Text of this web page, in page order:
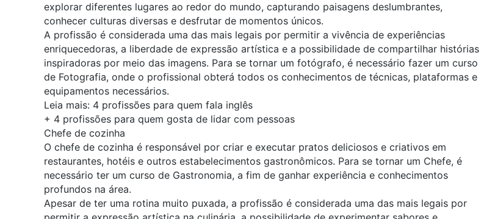
explorar diferentes lugares ao redor do mundo, capturando paisagens deslumbrantes,
conhecer culturas diversas e desfrutar de momentos únicos.
A profissão é considerada uma das mais legais por permitir a vivência de experiências
enriquecedoras, a liberdade de expressão artística e a possibilidade de compartilhar histórias
inspiradoras por meio das imagens. Para se tornar um fotógrafo, é necessário fazer um curso
de Fotografia, onde o profissional obterá todos os conhecimentos de técnicas, plataformas e
equipamentos necessários.
Leia mais: 4 profissões para quem fala inglês
+ 4 profissões para quem gosta de lidar com pessoas
Chefe de cozinha
O chefe de cozinha é responsável por criar e executar pratos deliciosos e criativos em
restaurantes, hotéis e outros estabelecimentos gastronômicos. Para se tornar um Chefe, é
necessário ter um curso de Gastronomia, a fim de ganhar experiência e conhecimentos
profundos na área.
Apesar de ter uma rotina muito puxada, a profissão é considerada uma das mais legais por